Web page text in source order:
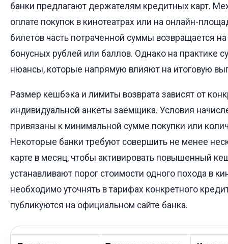
банки предлагают держателям кредитных карт.
оплате покупок в кинотеатрах или на онлайн-
билетов часть потраченной суммы возвращается
бонусных рублей или баллов. Однако на практике
нюансы, которые напрямую влияют на итоговую
Размер кешбэка и лимиты возврата зависят от
индивидуальной анкеты заёмщика. Условия
привязаны к минимальной сумме покупки или
Некоторые банки требуют совершить не менее
карте в месяц, чтобы активировать повышенный
устанавливают порог стоимости одного похода в
необходимо уточнять в тарифах конкретного
публикуются на официальном сайте банка.